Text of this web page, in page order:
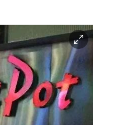
이
미
지
확
대